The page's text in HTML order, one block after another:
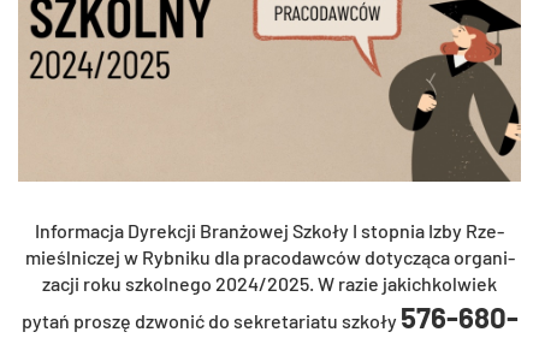
In­for­ma­cja Dy­rek­cji Bran­żo­wej Szko­ły I stop­nia Izby Rze­
mieśl­ni­czej w Ryb­ni­ku dla pra­co­daw­ców do­ty­czą­ca or­ga­ni­
za­cji roku szkol­ne­go 2024/2025. W razie ja­kich­kol­wiek
pytań pro­szę dzwo­nić do se­kre­ta­ria­tu szko­ły 576-680-